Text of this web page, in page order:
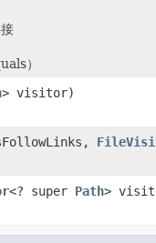
）
> visitor)
<? super Path>